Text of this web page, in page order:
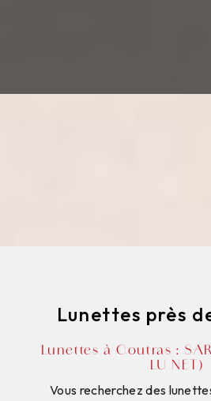
Lunettes près
Lunettes à Coutras :
LU NET)
Vous recherchez des